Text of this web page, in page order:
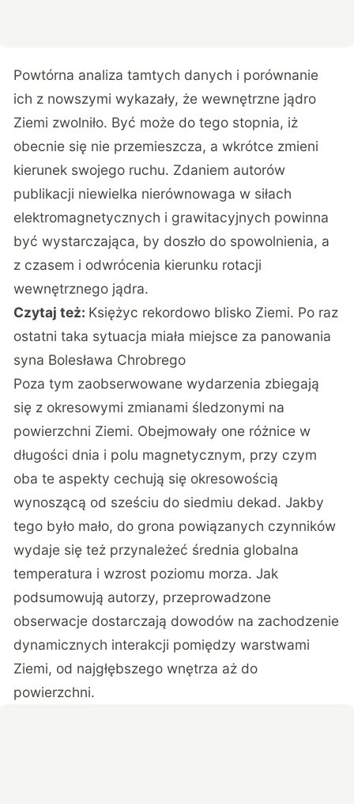
Powtórna analiza tamtych danych i porównanie
ich z nowszymi wykazały, że wewnętrzne jądro
Ziemi zwolniło. Być może do tego stopnia, iż
obecnie się nie przemieszcza, a wkrótce zmieni
kierunek swojego ruchu. Zdaniem autorów
publikacji niewielka nierównowaga w siłach
elektromagnetycznych i grawitacyjnych powinna
być wystarczająca, by doszło do spowolnienia, a
z czasem i odwrócenia kierunku rotacji
wewnętrznego jądra.
Czytaj też: Księżyc rekordowo blisko Ziemi. Po raz
ostatni taka sytuacja miała miejsce za panowania
syna Bolesława Chrobrego
Poza tym zaobserwowane wydarzenia zbiegają
się z okresowymi zmianami śledzonymi na
powierzchni Ziemi. Obejmowały one różnice w
długości dnia i polu magnetycznym, przy czym
oba te aspekty cechują się okresowością
wynoszącą od sześciu do siedmiu dekad. Jakby
tego było mało, do grona powiązanych czynników
wydaje się też przynależeć średnia globalna
temperatura i wzrost poziomu morza. Jak
podsumowują autorzy, przeprowadzone
obserwacje dostarczają dowodów na zachodzenie
dynamicznych interakcji pomiędzy warstwami
Ziemi, od najgłębszego wnętrza aż do
powierzchni.